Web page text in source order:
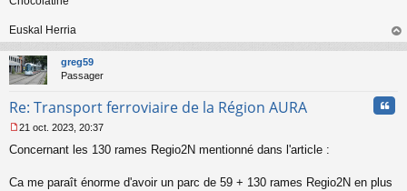
Euskal Herria
au
greg59
Passager
Re: Transport ferroviaire de la Région AURA
e
s
21 oct. 2023, 20:37
Concernant les 130 rames Regio2N mentionné dans l'article :
Ca me paraît énorme d'avoir un parc de 59 + 130 rames Regio2N en plus